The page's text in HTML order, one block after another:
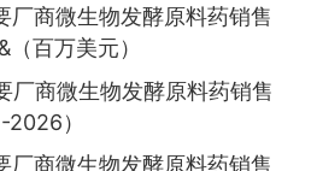
厂商微生物发酵原料药销售
百万美元）
厂商微生物发酵原料药销售
）
厂商微生物发酵原料药销售